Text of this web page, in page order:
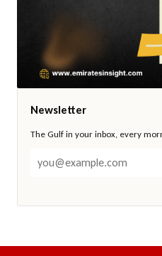
Newsletter
The Gulf in your inbox, every